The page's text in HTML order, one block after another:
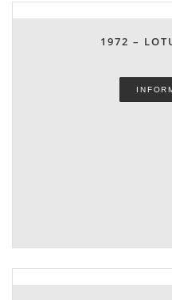
1972 –